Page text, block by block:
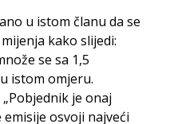
u istom članu da se
kako slijedi:
se sa 1,5
istom omjeru.
je onaj
osvoji najveći